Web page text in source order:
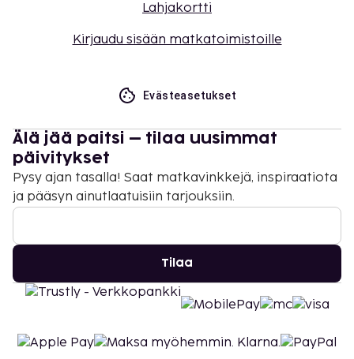
Lahjakortti
Kirjaudu sisään matkatoimistoille
Evästeasetukset
Älä jää paitsi – tilaa uusimmat
päivitykset
Pysy ajan tasalla! Saat matkavinkkejä, inspiraatiota
ja pääsyn ainutlaatuisiin tarjouksiin.
Tilaa